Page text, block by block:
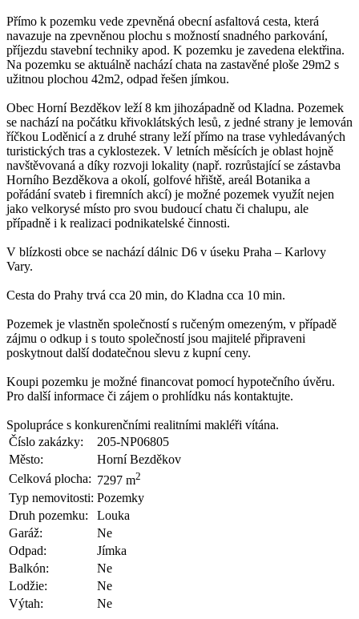
Přímo k pozemku vede zpevněná obecní asfaltová cesta, která
navazuje na zpevněnou plochu s možností snadného parkování,
příjezdu stavební techniky apod. K pozemku je zavedena elektřina.
Na pozemku se aktuálně nachází chata na zastavěné ploše 29m2 s
užitnou plochou 42m2, odpad řešen jímkou.
Obec Horní Bezděkov leží 8 km jihozápadně od Kladna. Pozemek
se nachází na počátku křivoklátských lesů, z jedné strany je lemován
říčkou Loděnicí a z druhé strany leží přímo na trase vyhledávaných
turistických tras a cyklostezek. V letních měsících je oblast hojně
navštěvovaná a díky rozvoji lokality (např. rozrůstající se zástavba
Horního Bezděkova a okolí, golfové hřiště, areál Botanika a
pořádání svateb i firemních akcí) je možné pozemek využít nejen
jako velkorysé místo pro svou budoucí chatu či chalupu, ale
případně i k realizaci podnikatelské činnosti.
V blízkosti obce se nachází dálnic D6 v úseku Praha – Karlovy
Vary.
Cesta do Prahy trvá cca 20 min, do Kladna cca 10 min.
Pozemek je vlastněn společností s ručeným omezeným, v případě
zájmu o odkup i s touto společností jsou majitelé připraveni
poskytnout další dodatečnou slevu z kupní ceny.
Koupi pozemku je možné financovat pomocí hypotečního úvěru.
Pro další informace či zájem o prohlídku nás kontaktujte.
Spolupráce s konkurenčními realitními makléři vítána.
Číslo zakázky:
205-NP06805
Město:
Horní Bezděkov
Celková plocha: 7297 m2
Typ nemovitosti: Pozemky
Druh pozemku:
Louka
Garáž:
Ne
Odpad:
Jímka
Balkón:
Ne
Lodžie:
Ne
Výtah:
Ne